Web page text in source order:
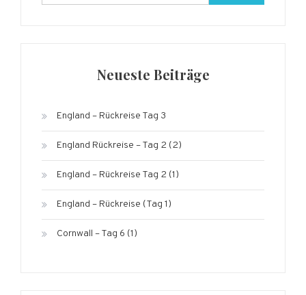
nach:
Neueste Beiträge
England – Rückreise Tag 3
England Rückreise – Tag 2 (2)
England – Rückreise Tag 2 (1)
England – Rückreise (Tag 1)
Cornwall – Tag 6 (1)